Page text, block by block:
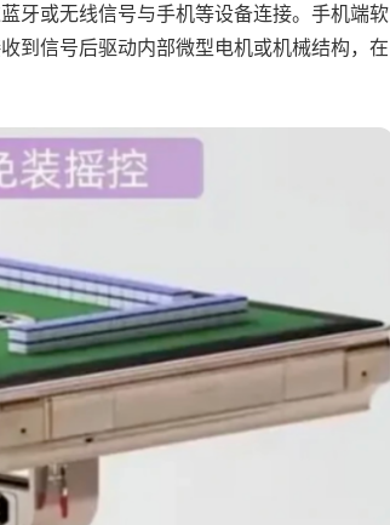
牙或无线信号与手机等设备连接。手机端软
到信号后驱动内部微型电机或机械结构，在